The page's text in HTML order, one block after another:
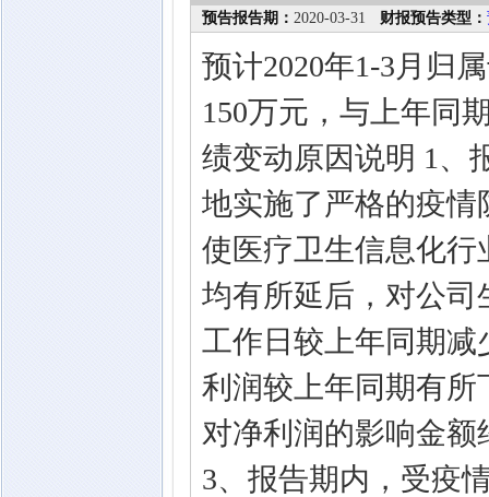
预告报告期： 2020-03-31 财报预告类型：
预计2020年1-3月归
150万元，与上年同
绩变动原因说明 1、
地实施了严格的疫
使医疗卫生信息化
均有所延后，对公
工作日较上年同期
利润较上年同期有所
对净利润的影响金额
3、报告期内，受疫